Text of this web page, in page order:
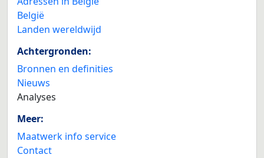
België
Landen wereldwijd
Achtergronden:
Bronnen en definities
Nieuws
Analyses
Meer:
Maatwerk info service
Contact